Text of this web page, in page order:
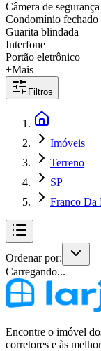
Câmera de segurança
Condomínio fechado
Guarita blindada
Interfone
Portão eletrônico
+Mais
Filtros
Imóveis
Terreno
SP
Franco Da
Ordenar por:
Carregando...
Encontre o imóvel
corretores e às